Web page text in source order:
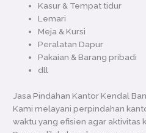
Kasur & Tempat tidur
Lemari
Meja & Kursi
Peralatan Dapur
Pakaian & Barang pribadi
dll
Jasa Pindahan Kantor Kendal
Kami melayani perpindahan
waktu yang efisien agar aktivitas